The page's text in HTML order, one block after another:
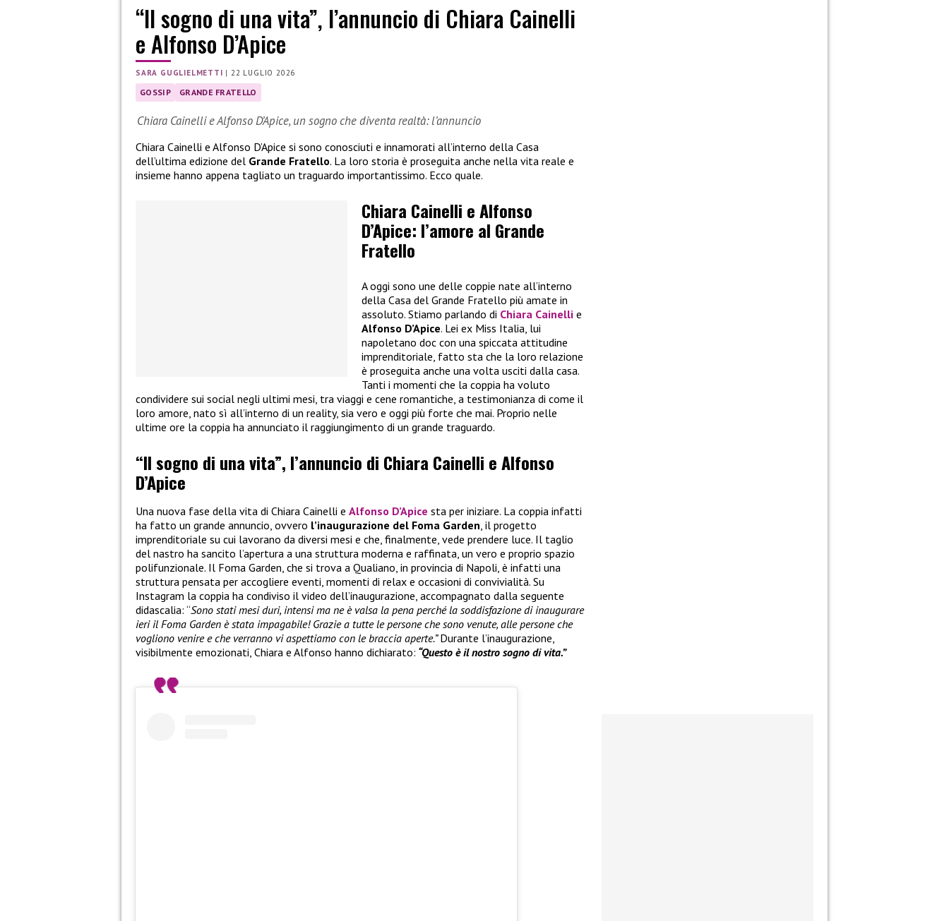
“Il sogno di una vita”, l’annuncio di Chiara Cainelli
e Alfonso D’Apice
SARA GUGLIELMETTI |22 LUGLIO 2026
GOSSIP GRANDE FRATELLO
Chiara Cainelli e Alfonso D’Apice, un sogno che diventa realtà: l’annuncio
Chiara Cainelli e Alfonso D’Apice si sono conosciuti e innamorati all’interno della Casa
dell’ultima edizione del Grande Fratello. La loro storia è proseguita anche nella vita reale e
insieme hanno appena tagliato un traguardo importantissimo. Ecco quale.
Chiara Cainelli e Alfonso
D’Apice: l’amore al Grande
Fratello
A oggi sono une delle coppie nate all’interno
della Casa del Grande Fratello più amate in
assoluto. Stiamo parlando di Chiara Cainelli e
Alfonso D’Apice. Lei ex Miss Italia, lui
napoletano doc con una spiccata attitudine
imprenditoriale, fatto sta che la loro relazione
è proseguita anche una volta usciti dalla casa.
Tanti i momenti che la coppia ha voluto
condividere sui social negli ultimi mesi, tra viaggi e cene romantiche, a testimonianza di come il
loro amore, nato sì all’interno di un reality, sia vero e oggi più forte che mai. Proprio nelle
ultime ore la coppia ha annunciato il raggiungimento di un grande traguardo.
“Il sogno di una vita”, l’annuncio di Chiara Cainelli e Alfonso
D’Apice
Una nuova fase della vita di Chiara Cainelli e Alfonso D’Apice sta per iniziare. La coppia infatti
ha fatto un grande annuncio, ovvero l’inaugurazione del Foma Garden, il progetto
imprenditoriale su cui lavorano da diversi mesi e che, finalmente, vede prendere luce. Il taglio
del nastro ha sancito l’apertura a una struttura moderna e raffinata, un vero e proprio spazio
polifunzionale. Il Foma Garden, che si trova a Qualiano, in provincia di Napoli, è infatti una
struttura pensata per accogliere eventi, momenti di relax e occasioni di convivialità. Su
Instagram la coppia ha condiviso il video dell’inaugurazione, accompagnato dalla seguente
didascalia: “Sono stati mesi duri, intensi ma ne è valsa la pena perché la soddisfazione di inaugurare
ieri il Foma Garden è stata impagabile! Grazie a tutte le persone che sono venute, alle persone che
vogliono venire e che verranno vi aspettiamo con le braccia aperte.”Durante l’inaugurazione,
visibilmente emozionati, Chiara e Alfonso hanno dichiarato: “Questo è il nostro sogno di vita.”